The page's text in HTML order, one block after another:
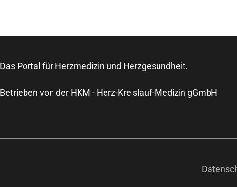
Das Portal für Herzmedizin und Herzgesundheit.
Betrieben von der HKM - Herz-Kreislauf-Medizin gGmbH